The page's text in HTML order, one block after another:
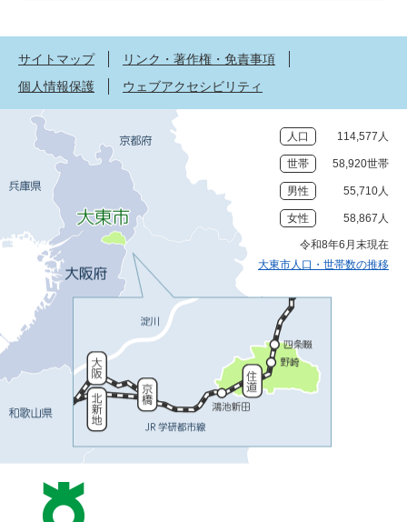
サイトマップ
リンク・著作権・免責事項
個人情報保護
ウェブアクセシビリティ
人口 114,577人
世帯 58,920世帯
男性 55,710人
女性 58,867人
令和8年6月末現在
大東市人口・世帯数の推移